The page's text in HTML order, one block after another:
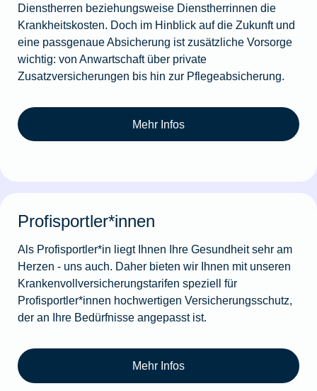
Dienstherren beziehungsweise Dienstherrinnen die
Krankheitskosten. Doch im Hinblick auf die Zukunft und
eine passgenaue Absicherung ist zusätzliche Vorsorge
wichtig: von Anwartschaft über private
Zusatzversicherungen bis hin zur Pflegeabsicherung.
Mehr Infos
Profisportler*innen
Als Profisportler*in liegt Ihnen Ihre Gesundheit sehr am
Herzen - uns auch. Daher bieten wir Ihnen mit unseren
Krankenvollversicherungstarifen speziell für
Profisportler*innen hochwertigen Versicherungsschutz,
der an Ihre Bedürfnisse angepasst ist.
Mehr Infos